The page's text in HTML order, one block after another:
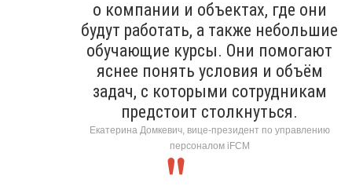
о компании и объектах, где они
будут работать, а также небольшие
обучающие курсы. Они помогают
яснее понять условия и объём
задач, с которыми сотрудникам
предстоит столкнуться.
Екатерина Домкевич, вице-президент по управлению
персоналом iFCM